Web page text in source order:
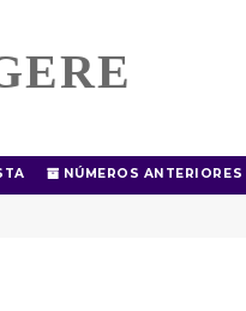
NÚMEROS ANTERIORES